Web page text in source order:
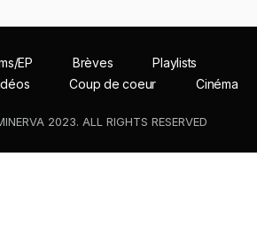
EP Brèves
Playlists
Coup de coeur Cinéma
2023. ALL RIGHTS RESERVED